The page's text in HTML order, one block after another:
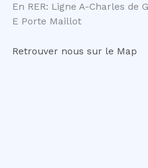
En RER: Ligne A-Charles de
E Porte Maillot
Retrouver nous sur le Map